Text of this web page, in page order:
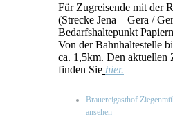
Für Zugreisende mit der
(Strecke Jena – Gera /
Bedarfshaltepunkt
Von der Bahnhaltestelle
ca. 1,5km. Den aktuellen
finden Sie hier.
Brauereigasthof
ansehen